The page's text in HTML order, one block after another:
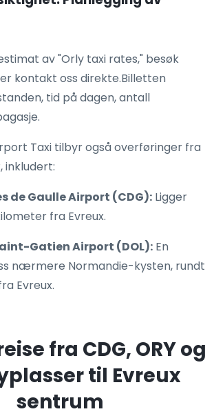
av "Orly taxi rates," besøk
kontakt oss direkte.Billetten
tid på dagen, antall
Taxi tilbyr også overføringer fra
inkludert:
de Gaulle Airport (CDG): Ligger
fra Evreux.
Gatien Airport (DOL): En
nærmere Normandie-kysten, rundt
Evreux.
fra CDG, ORY og
til Evreux
sentrum